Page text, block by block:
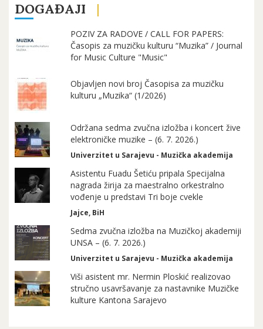
DOGAĐAJI
POZIV ZA RADOVE / CALL FOR PAPERS:
Časopis za muzičku kulturu “Muzika” / Journal
for Music Culture "Music"
Objavljen novi broj Časopisa za muzičku
kulturu „Muzika“ (1/2026)
Održana sedma zvučna izložba i koncert žive
elektroničke muzike – (6. 7. 2026.)
Univerzitet u Sarajevu - Muzička akademija
Asistentu Fuadu Šetiću pripala Specijalna
nagrada žirija za maestralno orkestralno
vođenje u predstavi Tri boje cvekle
Jajce, BiH
Sedma zvučna izložba na Muzičkoj akademiji
UNSA – (6. 7. 2026.)
Univerzitet u Sarajevu - Muzička akademija
Viši asistent mr. Nermin Ploskić realizovao
stručno usavršavanje za nastavnike Muzičke
kulture Kantona Sarajevo